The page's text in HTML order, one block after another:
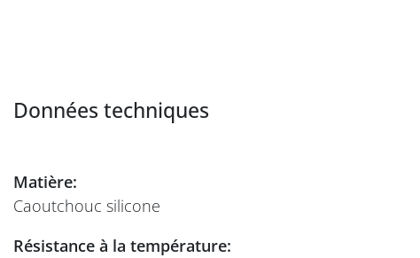
Données techniques
Matière:
Caoutchouc silicone
Résistance à la température: